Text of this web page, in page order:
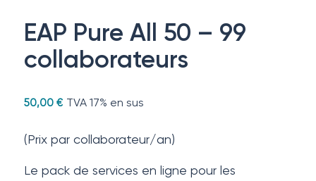
EAP Pure All 50 – 99
collaborateurs
50,00 € TVA 17% en sus
(Prix par collaborateur/an)
Le pack de services en ligne pour les